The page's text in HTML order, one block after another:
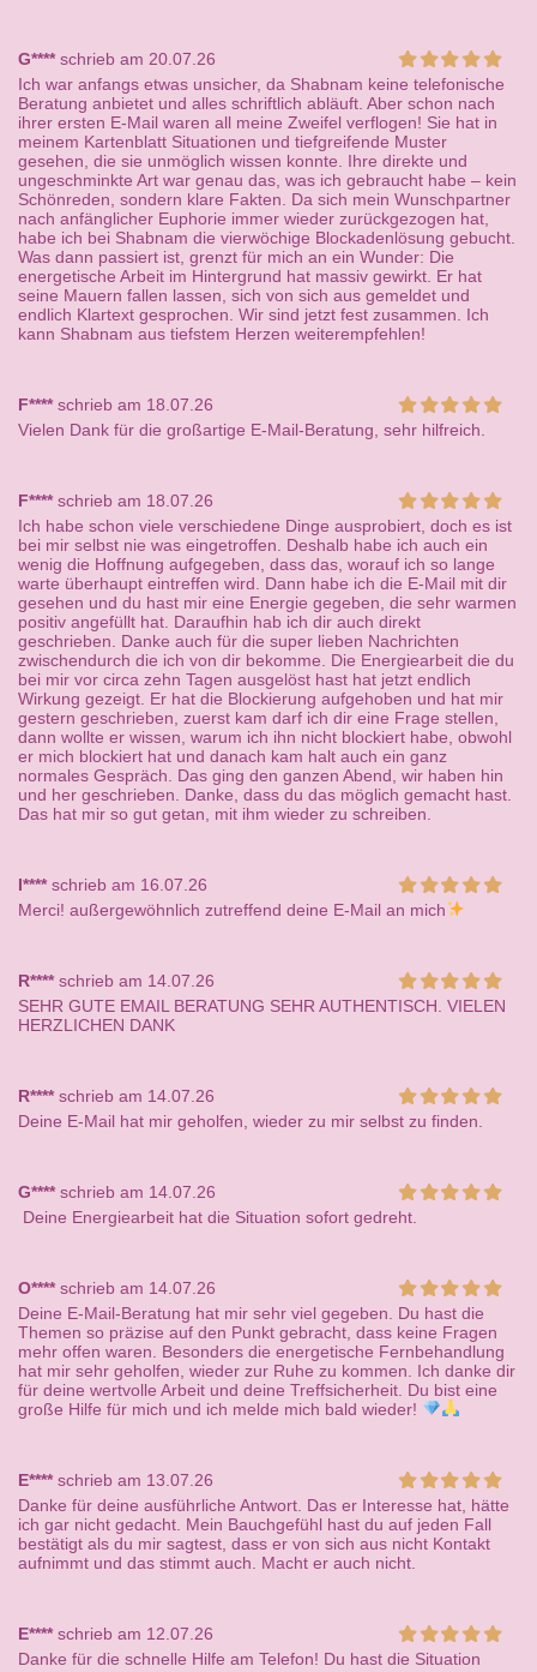
G****schrieb am 20.07.26
Ich war anfangs etwas unsicher, da Shabnam keine telefonische
Beratung anbietet und alles schriftlich abläuft. Aber schon nach
ihrer ersten E-Mail waren all meine Zweifel verflogen! Sie hat in
meinem Kartenblatt Situationen und tiefgreifende Muster
gesehen, die sie unmöglich wissen konnte. Ihre direkte und
ungeschminkte Art war genau das, was ich gebraucht habe – kein
Schönreden, sondern klare Fakten. Da sich mein Wunschpartner
nach anfänglicher Euphorie immer wieder zurückgezogen hat,
habe ich bei Shabnam die vierwöchige Blockadenlösung gebucht.
Was dann passiert ist, grenzt für mich an ein Wunder: Die
energetische Arbeit im Hintergrund hat massiv gewirkt. Er hat
seine Mauern fallen lassen, sich von sich aus gemeldet und
endlich Klartext gesprochen. Wir sind jetzt fest zusammen. Ich
kann Shabnam aus tiefstem Herzen weiterempfehlen!
F****schrieb am 18.07.26
Vielen Dank für die großartige E-Mail-Beratung, sehr hilfreich.
F****schrieb am 18.07.26
Ich habe schon viele verschiedene Dinge ausprobiert, doch es ist
bei mir selbst nie was eingetroffen. Deshalb habe ich auch ein
wenig die Hoffnung aufgegeben, dass das, worauf ich so lange
warte überhaupt eintreffen wird. Dann habe ich die E-Mail mit dir
gesehen und du hast mir eine Energie gegeben, die sehr warmen
positiv angefüllt hat. Daraufhin hab ich dir auch direkt
geschrieben. Danke auch für die super lieben Nachrichten
zwischendurch die ich von dir bekomme. Die Energiearbeit die du
bei mir vor circa zehn Tagen ausgelöst hast hat jetzt endlich
Wirkung gezeigt. Er hat die Blockierung aufgehoben und hat mir
gestern geschrieben, zuerst kam darf ich dir eine Frage stellen,
dann wollte er wissen, warum ich ihn nicht blockiert habe, obwohl
er mich blockiert hat und danach kam halt auch ein ganz
normales Gespräch. Das ging den ganzen Abend, wir haben hin
und her geschrieben. Danke, dass du das möglich gemacht hast.
Das hat mir so gut getan, mit ihm wieder zu schreiben.
I****schrieb am 16.07.26
Merci! außergewöhnlich zutreffend deine E-Mail an mich
R****schrieb am 14.07.26
SEHR GUTE EMAIL BERATUNG SEHR AUTHENTISCH. VIELEN
HERZLICHEN DANK
R****schrieb am 14.07.26
Deine E-Mail hat mir geholfen, wieder zu mir selbst zu finden.
G****schrieb am 14.07.26
Deine Energiearbeit hat die Situation sofort gedreht.
O****schrieb am 14.07.26
Deine E-Mail-Beratung hat mir sehr viel gegeben. Du hast die
Themen so präzise auf den Punkt gebracht, dass keine Fragen
mehr offen waren. Besonders die energetische Fernbehandlung
hat mir sehr geholfen, wieder zur Ruhe zu kommen. Ich danke dir
für deine wertvolle Arbeit und deine Treffsicherheit. Du bist eine
große Hilfe für mich und ich melde mich bald wieder!
E****schrieb am 13.07.26
Danke für deine ausführliche Antwort. Das er Interesse hat, hätte
ich gar nicht gedacht. Mein Bauchgefühl hast du auf jeden Fall
bestätigt als du mir sagtest, dass er von sich aus nicht Kontakt
aufnimmt und das stimmt auch. Macht er auch nicht.
E****schrieb am 12.07.26
Danke für die schnelle Hilfe am Telefon! Du hast die Situation